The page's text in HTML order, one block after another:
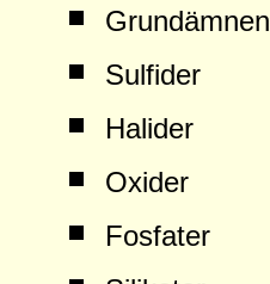
Grundämnen
Sulfider
Halider
Oxider
Fosfater